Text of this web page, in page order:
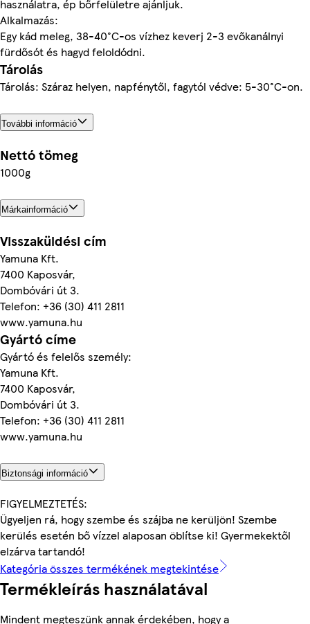
használatra, ép bőrfelületre ajánljuk.
Alkalmazás:
Egy kád meleg, 38-40°C-os vízhez keverj 2-3 evőkanálnyi
fürdősót és hagyd feloldódni.
Tárolás
Tárolás: Száraz helyen, napfénytől, fagytól védve: 5-30°C-on.
További információ
Nettó tömeg
1000g
Márkainformáció
Visszaküldési cím
Yamuna Kft.
7400 Kaposvár,
Dombóvári út 3.
Telefon: +36 (30) 411 2811
www.yamuna.hu
Gyártó címe
Gyártó és felelős személy:
Yamuna Kft.
7400 Kaposvár,
Dombóvári út 3.
Telefon: +36 (30) 411 2811
www.yamuna.hu
Biztonsági információ
FIGYELMEZTETÉS:
Ügyeljen rá, hogy szembe és szájba ne kerüljön! Szembe
kerülés esetén bő vízzel alaposan öblítse ki! Gyermekektől
elzárva tartandó!
Kategória összes termékének megtekintése
Termékleírás használatával
Mindent megteszünk annak érdekében, hogy a